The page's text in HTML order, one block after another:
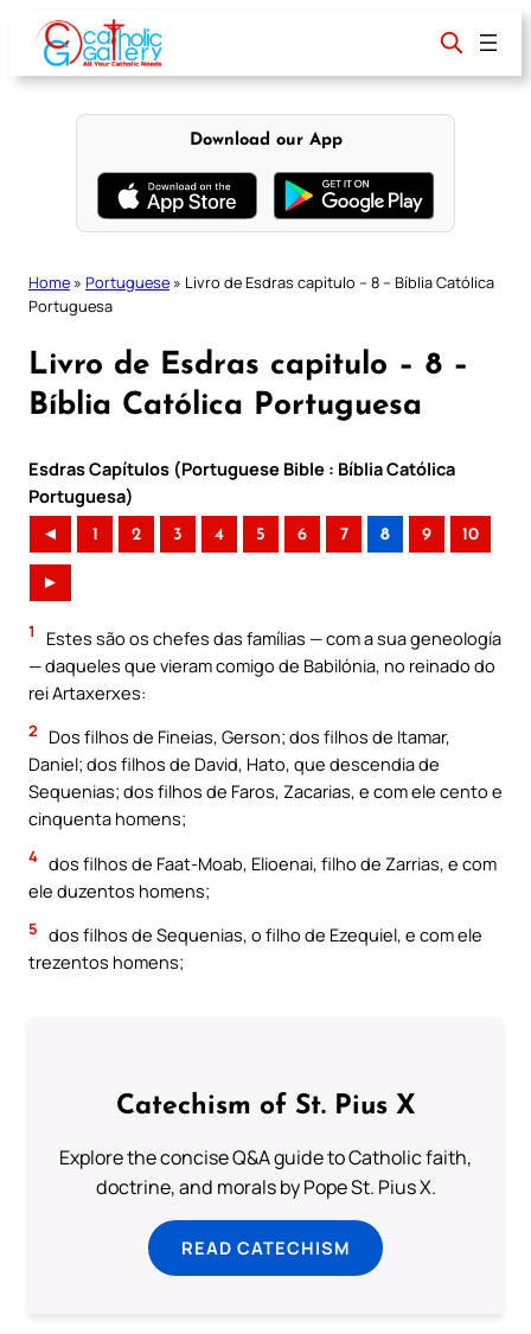
content
Download our App
Home » Portuguese » Livro de Esdras capitulo – 8 – Bíblia Católica
Portuguesa
Livro de Esdras capitulo – 8 –
Bíblia Católica Portuguesa
Esdras Capítulos (Portuguese Bible : Bíblia Católica
Portuguesa)
◄ 1 2 3 4 5 6 7 8 9 10
►
1
Estes são os chefes das famílias — com a sua geneología
— daqueles que vieram comigo de Babilónia, no reinado do
rei Artaxerxes:
2
Dos filhos de Fineias, Gerson; dos filhos de Itamar,
Daniel; dos filhos de David, Hato, que descendia de
Sequenias; dos filhos de Faros, Zacarias, e com ele cento e
cinquenta homens;
4 dos filhos de Faat-Moab, Elioenai, filho de Zarrias, e com
ele duzentos homens;
5 dos filhos de Sequenias, o filho de Ezequiel, e com ele
trezentos homens;
Catechism of St. Pius X
Explore the concise Q&A guide to Catholic faith,
doctrine, and morals by Pope St. Pius X.
READ CATECHISM